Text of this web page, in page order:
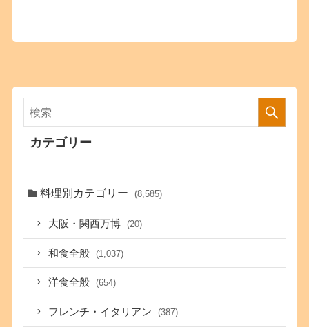
カテゴリー
料理別カテゴリー (8,585)
大阪・関西万博 (20)
和食全般 (1,037)
洋食全般 (654)
フレンチ・イタリアン (387)